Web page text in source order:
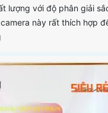
lượng với độ phân giải
này rất thích hợp